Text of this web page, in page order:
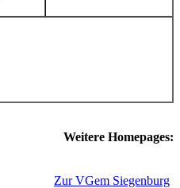
Weitere Homepages:
Zur VGem Siegenburg